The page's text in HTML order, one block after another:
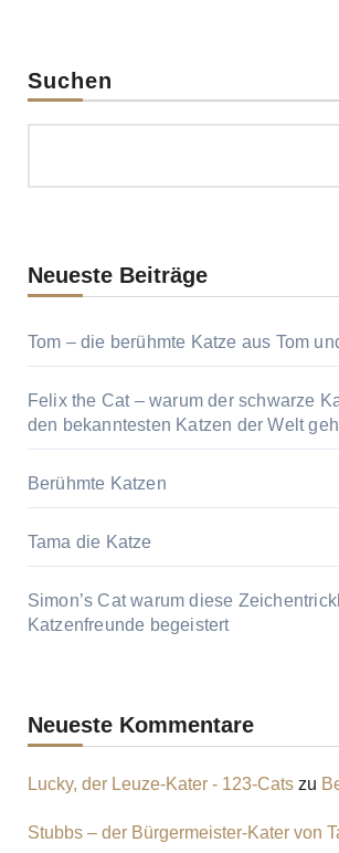
Suchen
Neueste Beiträge
Tom – die berühmte Katze aus Tom
Felix the Cat – warum der schwarze
den bekanntesten Katzen der Welt
Berühmte Katzen
Tama die Katze
Simon’s Cat warum diese
Katzenfreunde begeistert
Neueste Kommentare
Lucky, der Leuze-Kater - 123-Catszu
Stubbs – der Bürgermeister-Kater von